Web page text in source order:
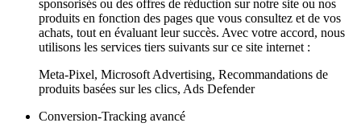
sponsorisés ou des offres de réduction sur notre site ou nos
produits en fonction des pages que vous consultez et de vos
achats, tout en évaluant leur succès. Avec votre accord, nous
utilisons les services tiers suivants sur ce site internet :
Meta-Pixel, Microsoft Advertising, Recommandations de
produits basées sur les clics, Ads Defender
Conversion-Tracking avancé